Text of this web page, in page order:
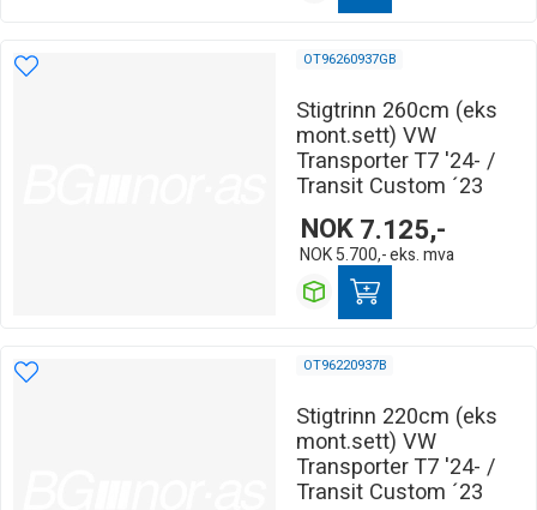
OT96260937GB
Stigtrinn 260cm (eks
mont.sett) VW
Transporter T7 '24- /
Transit Custom ´23
NOK7.125,-
NOK 5.700,-eks. mva
OT96220937B
Stigtrinn 220cm (eks
mont.sett) VW
Transporter T7 '24- /
Transit Custom ´23